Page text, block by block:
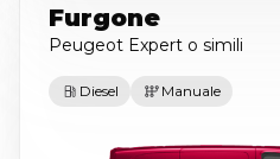
Furgone
Peugeot Expert o simili
Diesel Manuale